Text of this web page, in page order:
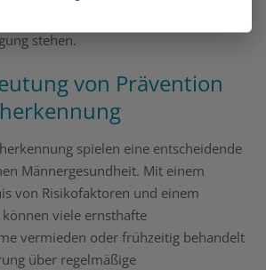
stehen.
von Prävention
spielen eine entscheidende
Männergesundheit. Mit einem
von Risikofaktoren und einem
viele ernsthafte
vermieden oder frühzeitig behandelt
über regelmäßige